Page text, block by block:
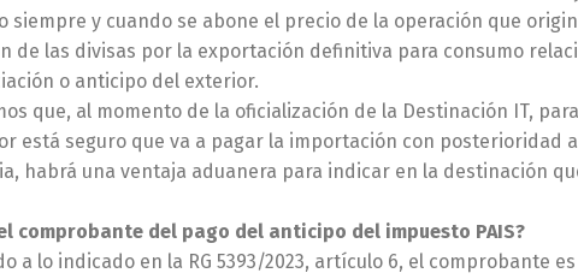
siempre y cuando se abone el precio de la operación que
de las divisas por la exportación definitiva para consumo
o anticipo del exterior.
que, al momento de la oficialización de la Destinación IT,
está seguro que va a pagar la importación con posterioridad
habrá una ventaja aduanera para indicar en la destinación
comprobante del pago del anticipo del impuesto PAIS?
a lo indicado en la RG 5393/2023, artículo 6, el comprobante